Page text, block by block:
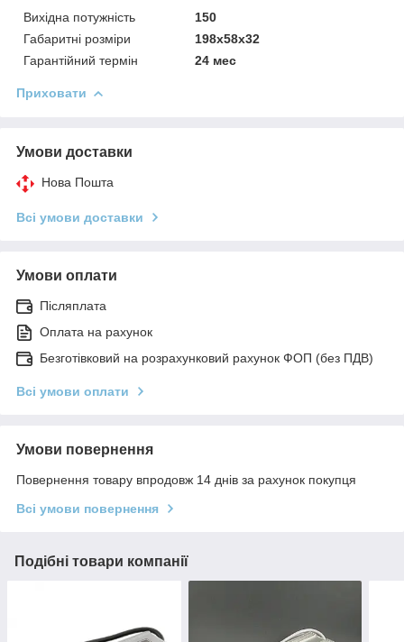
Вихідна потужність
150
Габаритні розміри
198x58x32
Гарантійний термін
24 мес
Приховати
Умови доставки
Нова Пошта
Всі умови доставки
Умови оплати
Післяплата
Оплата на рахунок
Безготівковий на розрахунковий рахунок ФОП (без ПДВ)
Всі умови оплати
Умови повернення
Повернення товару впродовж 14 днів за рахунок покупця
Всі умови повернення
Подібні товари компанії